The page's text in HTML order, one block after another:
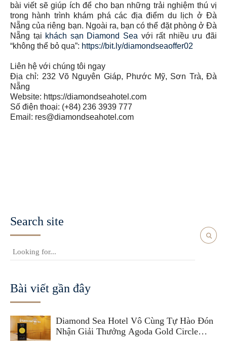
bài viết sẽ giúp ích để cho bạn những trải nghiệm thú vị
trong hành trình khám phá các địa điểm du lịch ở Đà
Nẵng của riêng bạn. Ngoài ra, bạn có thể đặt phòng ở Đà
Nẵng tại khách sạn Diamond Sea với rất nhiều ưu đãi
“không thể bỏ qua”: https://bit.ly/diamondseaoffer02
Liên hệ với chúng tôi ngay
Địa chỉ: 232 Võ Nguyên Giáp, Phước Mỹ, Sơn Trà, Đà
Nẵng
Website: https://diamondseahotel.com
Số điện thoại: (+84) 236 3939 777
Email: res@diamondseahotel.com
Search site
Bài viết gần đây
Diamond Sea Hotel Vô Cùng Tự Hào Đón
Nhận Giải Thưởng Agoda Gold Circle